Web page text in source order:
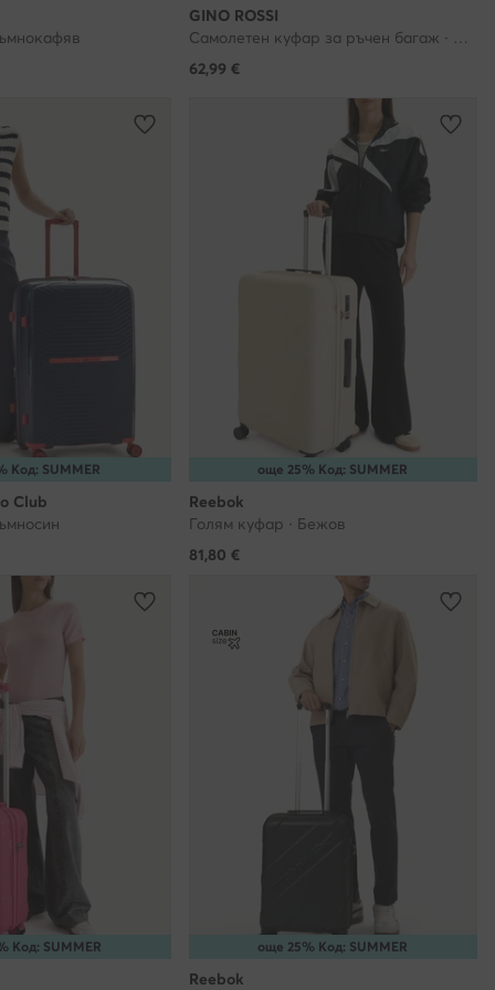
GINO ROSSI
Самолетен куфар за ръчен багаж · Черен
62,99 €
Код: SUMMER
Club
още 25% Код: SUMMER
Reebok
Голям куфар · Бежов
81,80 €
Код: SUMMER още 25% Код: SUMMER
Reebok
е
и със
от
чрез
дейност,
на
по
моля,
и ни
на
с Вашите
те няма да